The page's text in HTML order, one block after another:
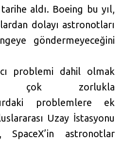
aldı. Boeing bu yıl,
dolayı astronotları
göndermeyeceğini
problemi dahil olmak
çok zorlukla
problemlere ek
Uzay İstasyonu
SpaceX’in astronotlar